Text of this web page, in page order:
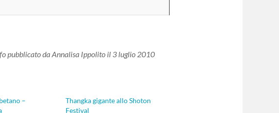
pubblicato da Annalisa Ippolito il 3 luglio 2010
–
Thangka gigante allo Shoton
Festival